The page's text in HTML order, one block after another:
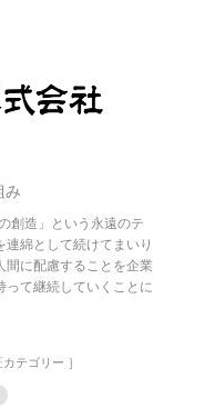
み
創造」という永遠のテ
綿として続けてまいり
間に配慮することを企業
って継続していくことに
テゴリー ］